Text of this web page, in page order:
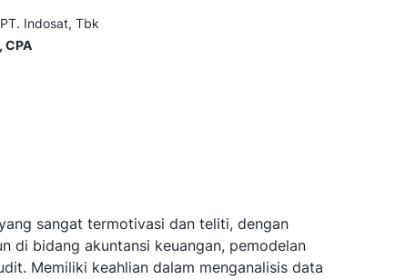
PT. Indosat, Tbk
CPA
sangat termotivasi dan teliti, dengan
di bidang akuntansi keuangan, pemodelan
Memiliki keahlian dalam menganalisis data